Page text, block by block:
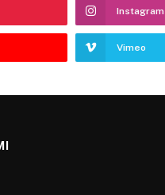
Instagram
Vimeo